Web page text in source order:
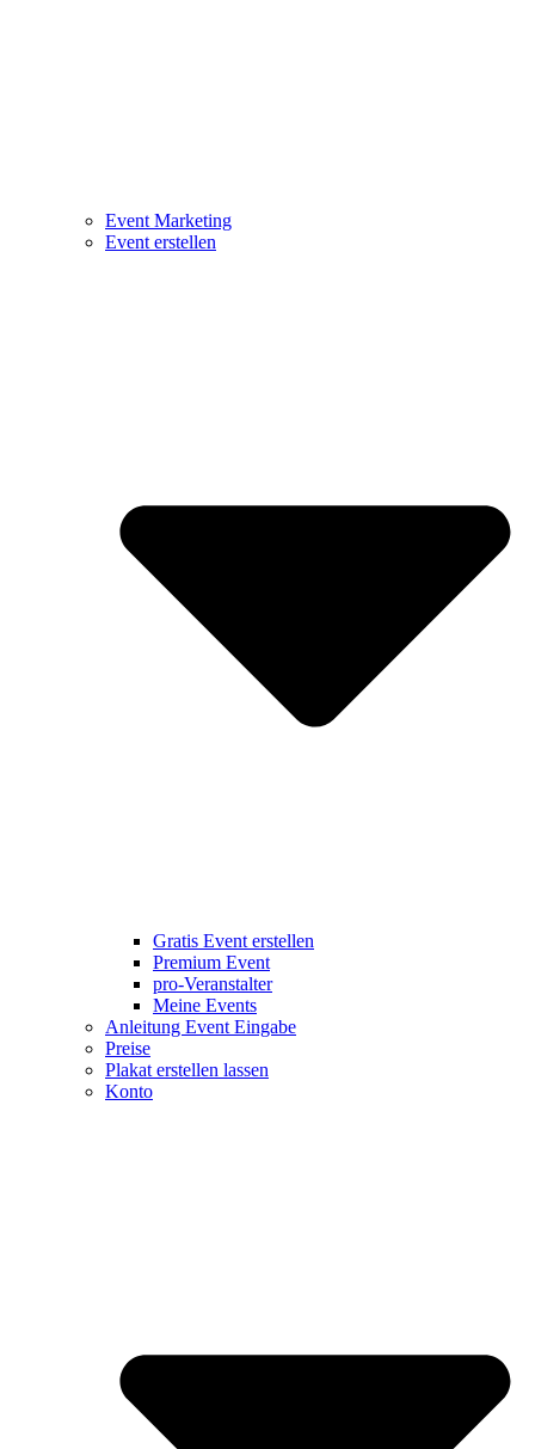
Event Marketing
Event erstellen
Gratis Event erstellen
Premium Event
pro-Veranstalter
Meine Events
Anleitung Event Eingabe
Preise
Plakat erstellen lassen
Konto